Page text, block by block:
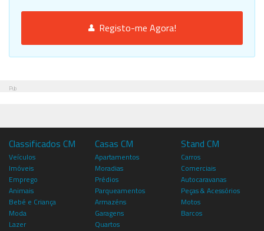
Registo-me Agora!
Pub
Classificados CM
Veículos
Imóveis
Emprego
Animais
Bebé e Criança
Moda
Lazer
Casas CM
Apartamentos
Moradias
Prédios
Parqueamentos
Armazéns
Garagens
Quartos
Stand CM
Carros
Comerciais
Autocaravanas
Peças & Acessórios
Motos
Barcos